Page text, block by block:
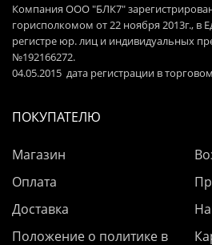
Компания ООО "БЛК7"
горисполкомом от 22 ноября 2013г., в
регистре юр. лиц и индивидуальных
№192166272.
04.05.2015 дата регистрации в
ПОКУПАТЕЛЮ
Магазин
Оплата
Доставка
Положение о политике в